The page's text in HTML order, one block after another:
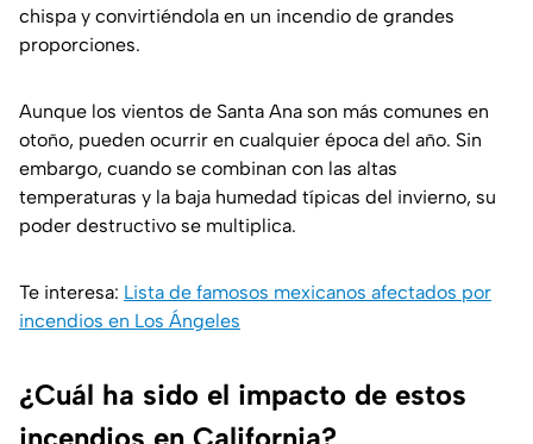
chispa y convirtiéndola en un incendio de grandes
proporciones.
Aunque los vientos de Santa Ana son más comunes en
otoño, pueden ocurrir en cualquier época del año. Sin
embargo, cuando se combinan con las altas
temperaturas y la baja humedad típicas del invierno, su
poder destructivo se multiplica.
Te interesa: Lista de famosos mexicanos afectados por
incendios en Los Ángeles
¿Cuál ha sido el impacto de estos
incendios en California?